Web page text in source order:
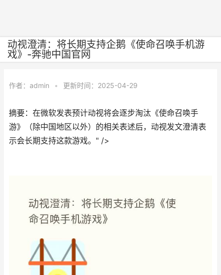
动视澄清：将长期支持企鹅《使命召唤手机游
戏》-奔驰中国官网
作者： admin • 更新时间：2025-04-29
摘要：在微软发表预计动视将会逐步淘汰《使命召唤手
游》（除中国地区以外）的相关表述后，动视发文澄清表
示会长期支持这款游戏。" />